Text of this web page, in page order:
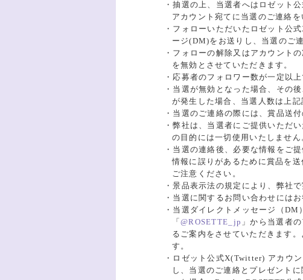
・抽選の上、当選者へはロゼット
アカウント宛てに当選のご連絡
・フォローいただいたロゼット公
ージ(DM)をお送りし、当選のご
・フォローの解除又はアカウント
を無効とさせていただきます。
・応募者のフォロワー数が一定以
・当選が無効となった場合、その
が発生した場合、当選人数は上
・当選のご連絡の際には、賞品送
・弊社は、当選者にご提供いただ
の目的には一切使用いたしません
・当選の連絡後、必要な情報をご
情報に誤りがあるために賞品を
ご注意ください。
・景品表示法の規定により、弊社
・当選に関するお問い合わせには
・当選ダイレクトメッセージ（
「@ROSETTE_jp 」から当選者
るご案内をさせていただきます
す。
・ロゼット公式X(Twitter) アカウン
し、当選のご連絡とプレゼント